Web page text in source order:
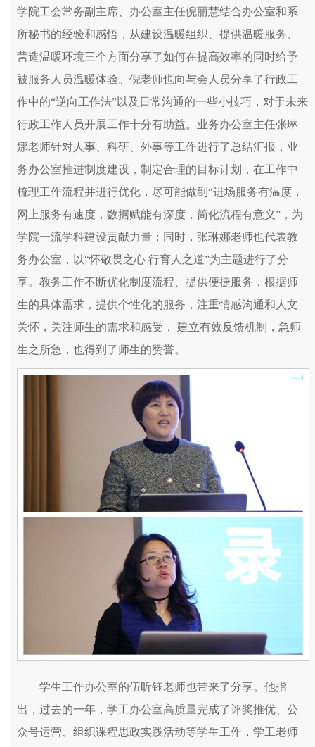
学院工会常务副主席、办公室主任倪丽慧结合办公室和系
所秘书的经验和感悟，从建设温暖组织、提供温暖服务、
营造温暖环境三个方面分享了如何在提高效率的同时给予
被服务人员温暖体验。倪老师也向与会人员分享了行政工
作中的“逆向工作法”以及日常沟通的一些小技巧，对于未来
行政工作人员开展工作十分有助益。业务办公室主任张琳
娜老师针对人事、科研、外事等工作进行了总结汇报，业
务办公室推进制度建设，制定合理的目标计划，在工作中
梳理工作流程并进行优化，尽可能做到“进场服务有温度，
网上服务有速度，数据赋能有深度，简化流程有意义”，为
学院一流学科建设贡献力量；同时，张琳娜老师也代表教
务办公室，以“怀敬畏之心 行育人之道”为主题进行了分
享。教务工作不断优化制度流程、提供便捷服务，根据师
生的具体需求，提供个性化的服务，注重情感沟通和人文
关怀，关注师生的需求和感受， 建立有效反馈机制，急师
生之所急，也得到了师生的赞誉。
学生工作办公室的伍昕钰老师也带来了分享。他指
出，过去的一年，学工办公室高质量完成了评奖推优、公
众号运营、组织课程思政实践活动等学生工作，学工老师